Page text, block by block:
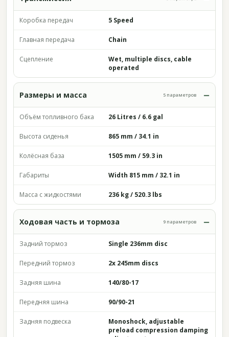
Коробка передач 5 Speed
Главная передача Chain
Сцепление
Wet, multiple discs, cable
operated
Размеры и масса 5 параметров
Объём топливного бака 26 Litres / 6.6 gal
Высота сиденья 865 mm / 34.1 in
Колёсная база 1505 mm / 59.3 in
Габариты Width 815 mm / 32.1 in
Масса с жидкостями 236 kg / 520.3 lbs
Ходовая часть и тормоза 9 параметров
Задний тормоз Single 236mm disc
Передний тормоз 2x 245mm discs
Задняя шина 140/80-17
Передняя шина 90/90-21
Задняя подвеска
Monoshock, adjustable
preload compression damping